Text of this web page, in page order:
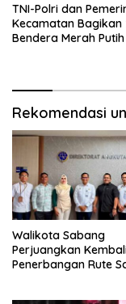
TNI-Polri dan
Kecamatan Bagikan
Bendera Merah Putih
Rekomendasi
Walikota Sabang
Perjuangkan
Penerbangan Rute